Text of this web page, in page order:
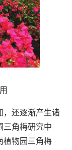
，还逐渐产生诸
三角梅研究中
植物园三角梅